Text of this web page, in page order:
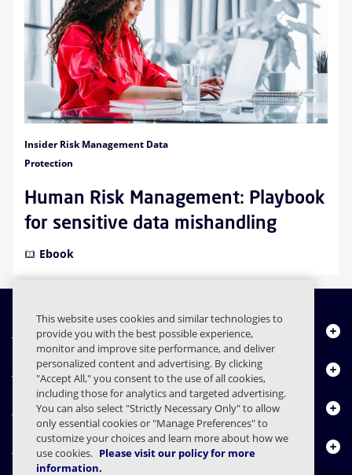
Insider Risk Management Data
Protection
Human Risk Management: Playbook
for sensitive data mishandling
Ebook
Chi siamo
Prodotti
Centro risorse
Contattaci
This website uses cookies and similar technologies to
provide you with the best possible experience,
monitor and improve site performance, and deliver
personalized content and advertising. By clicking
"Accept All," you consent to the use of all cookies,
including those for analytics and targeted advertising.
You can also select "Strictly Necessary Only" to allow
only essential cookies or "Manage Preferences" to
customize your choices and learn more about how we
use cookies. Please visit our policy for more
information.